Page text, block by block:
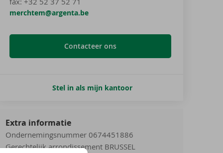
merchtem@argenta.be
Contacteer ons
Stel in als mijn kantoor
Extra informatie
Ondernemingsnummer 0674451886
Gerechtelijk arrondissement BRUSSEL